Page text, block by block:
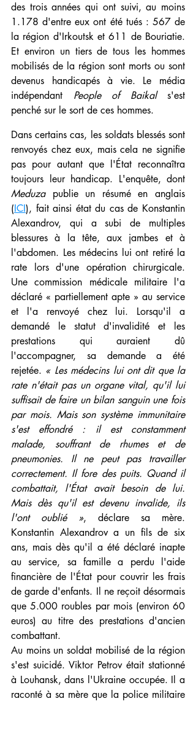
des trois années qui ont suivi, au moins
1.178 d'entre eux ont été tués : 567 de
la région d'Irkoutsk et 611 de Bouriatie.
Et environ un tiers de tous les hommes
mobilisés de la région sont morts ou sont
devenus handicapés à vie. Le média
indépendant People of Baikal s'est
penché sur le sort de ces hommes.
Dans certains cas, les soldats blessés sont
renvoyés chez eux, mais cela ne signifie
pas pour autant que l'État reconnaîtra
Meduza publie un résumé en anglais
(ICI), fait ainsi état du cas de Konstantin
Alexandrov, qui a subi de multiples
blessures à la tête, aux jambes et à
l'abdomen. Les médecins lui ont retiré la
rate lors d'une opération chirurgicale.
Une commission médicale militaire l'a
déclaré « partiellement apte » au service
et l'a renvoyé chez lui. Lorsqu'il a
demandé le statut d'invalidité et les
prestations qui auraient dû
l'accompagner, sa demande a été
rejetée. « Les médecins lui ont dit que la
rate n'était pas un organe vital, qu'il lui
suffisait de faire un bilan sanguin une fois
par mois. Mais son système immunitaire
s'est effondré : il est constamment
malade, souffrant de rhumes et de
pneumonies. Il ne peut pas travailler
correctement. Il fore des puits. Quand il
combattait, l'État avait besoin de lui.
Mais dès qu'il est devenu invalide, ils
l'ont oublié », déclare sa mère.
Konstantin Alexandrov a un fils de six
ans, mais dès qu'il a été déclaré inapte
au service, sa famille a perdu l'aide
financière de l'État pour couvrir les frais
de garde d'enfants. Il ne reçoit désormais
que 5.000 roubles par mois (environ 60
euros) au titre des prestations d'ancien
combattant.
Au moins un soldat mobilisé de la région
s'est suicidé. Viktor Petrov était stationné
à Louhansk, dans l'Ukraine occupée. Il a
raconté à sa mère que la police militaire